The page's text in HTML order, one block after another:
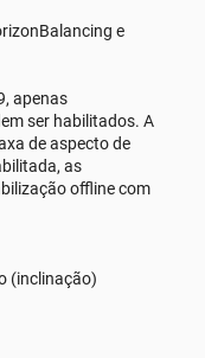
e
apenas
ser habilitados. A
de aspecto de
as
offline com
(inclinação)